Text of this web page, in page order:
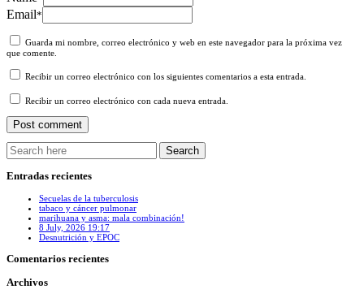
Email*
Guarda mi nombre, correo electrónico y web en este navegador para la próxima vez
que comente.
Recibir un correo electrónico con los siguientes comentarios a esta entrada.
Recibir un correo electrónico con cada nueva entrada.
Entradas recientes
Secuelas de la tuberculosis
tabaco y cáncer pulmonar
marihuana y asma: mala combinación!
8 July, 2026 19:17
Desnutrición y EPOC
Comentarios recientes
Archivos